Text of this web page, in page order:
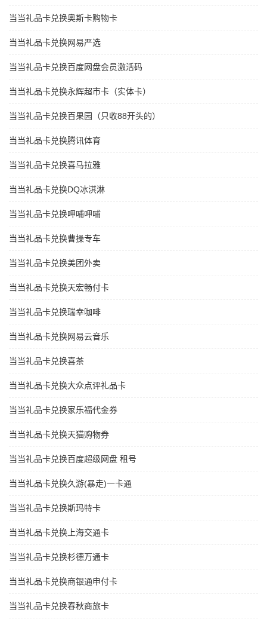
当当礼品卡兑换奥斯卡购物卡
当当礼品卡兑换网易严选
当当礼品卡兑换百度网盘会员激活码
当当礼品卡兑换永辉超市卡（实体卡）
当当礼品卡兑换百果园（只收88开头的）
当当礼品卡兑换腾讯体育
当当礼品卡兑换喜马拉雅
当当礼品卡兑换DQ冰淇淋
当当礼品卡兑换呷哺呷哺
当当礼品卡兑换曹操专车
当当礼品卡兑换美团外卖
当当礼品卡兑换天宏畅付卡
当当礼品卡兑换瑞幸咖啡
当当礼品卡兑换网易云音乐
当当礼品卡兑换喜茶
当当礼品卡兑换大众点评礼品卡
当当礼品卡兑换家乐福代金券
当当礼品卡兑换天猫购物券
当当礼品卡兑换百度超级网盘 租号
当当礼品卡兑换久游(暴走)一卡通
当当礼品卡兑换斯玛特卡
当当礼品卡兑换上海交通卡
当当礼品卡兑换杉德万通卡
当当礼品卡兑换商银通申付卡
当当礼品卡兑换春秋商旅卡